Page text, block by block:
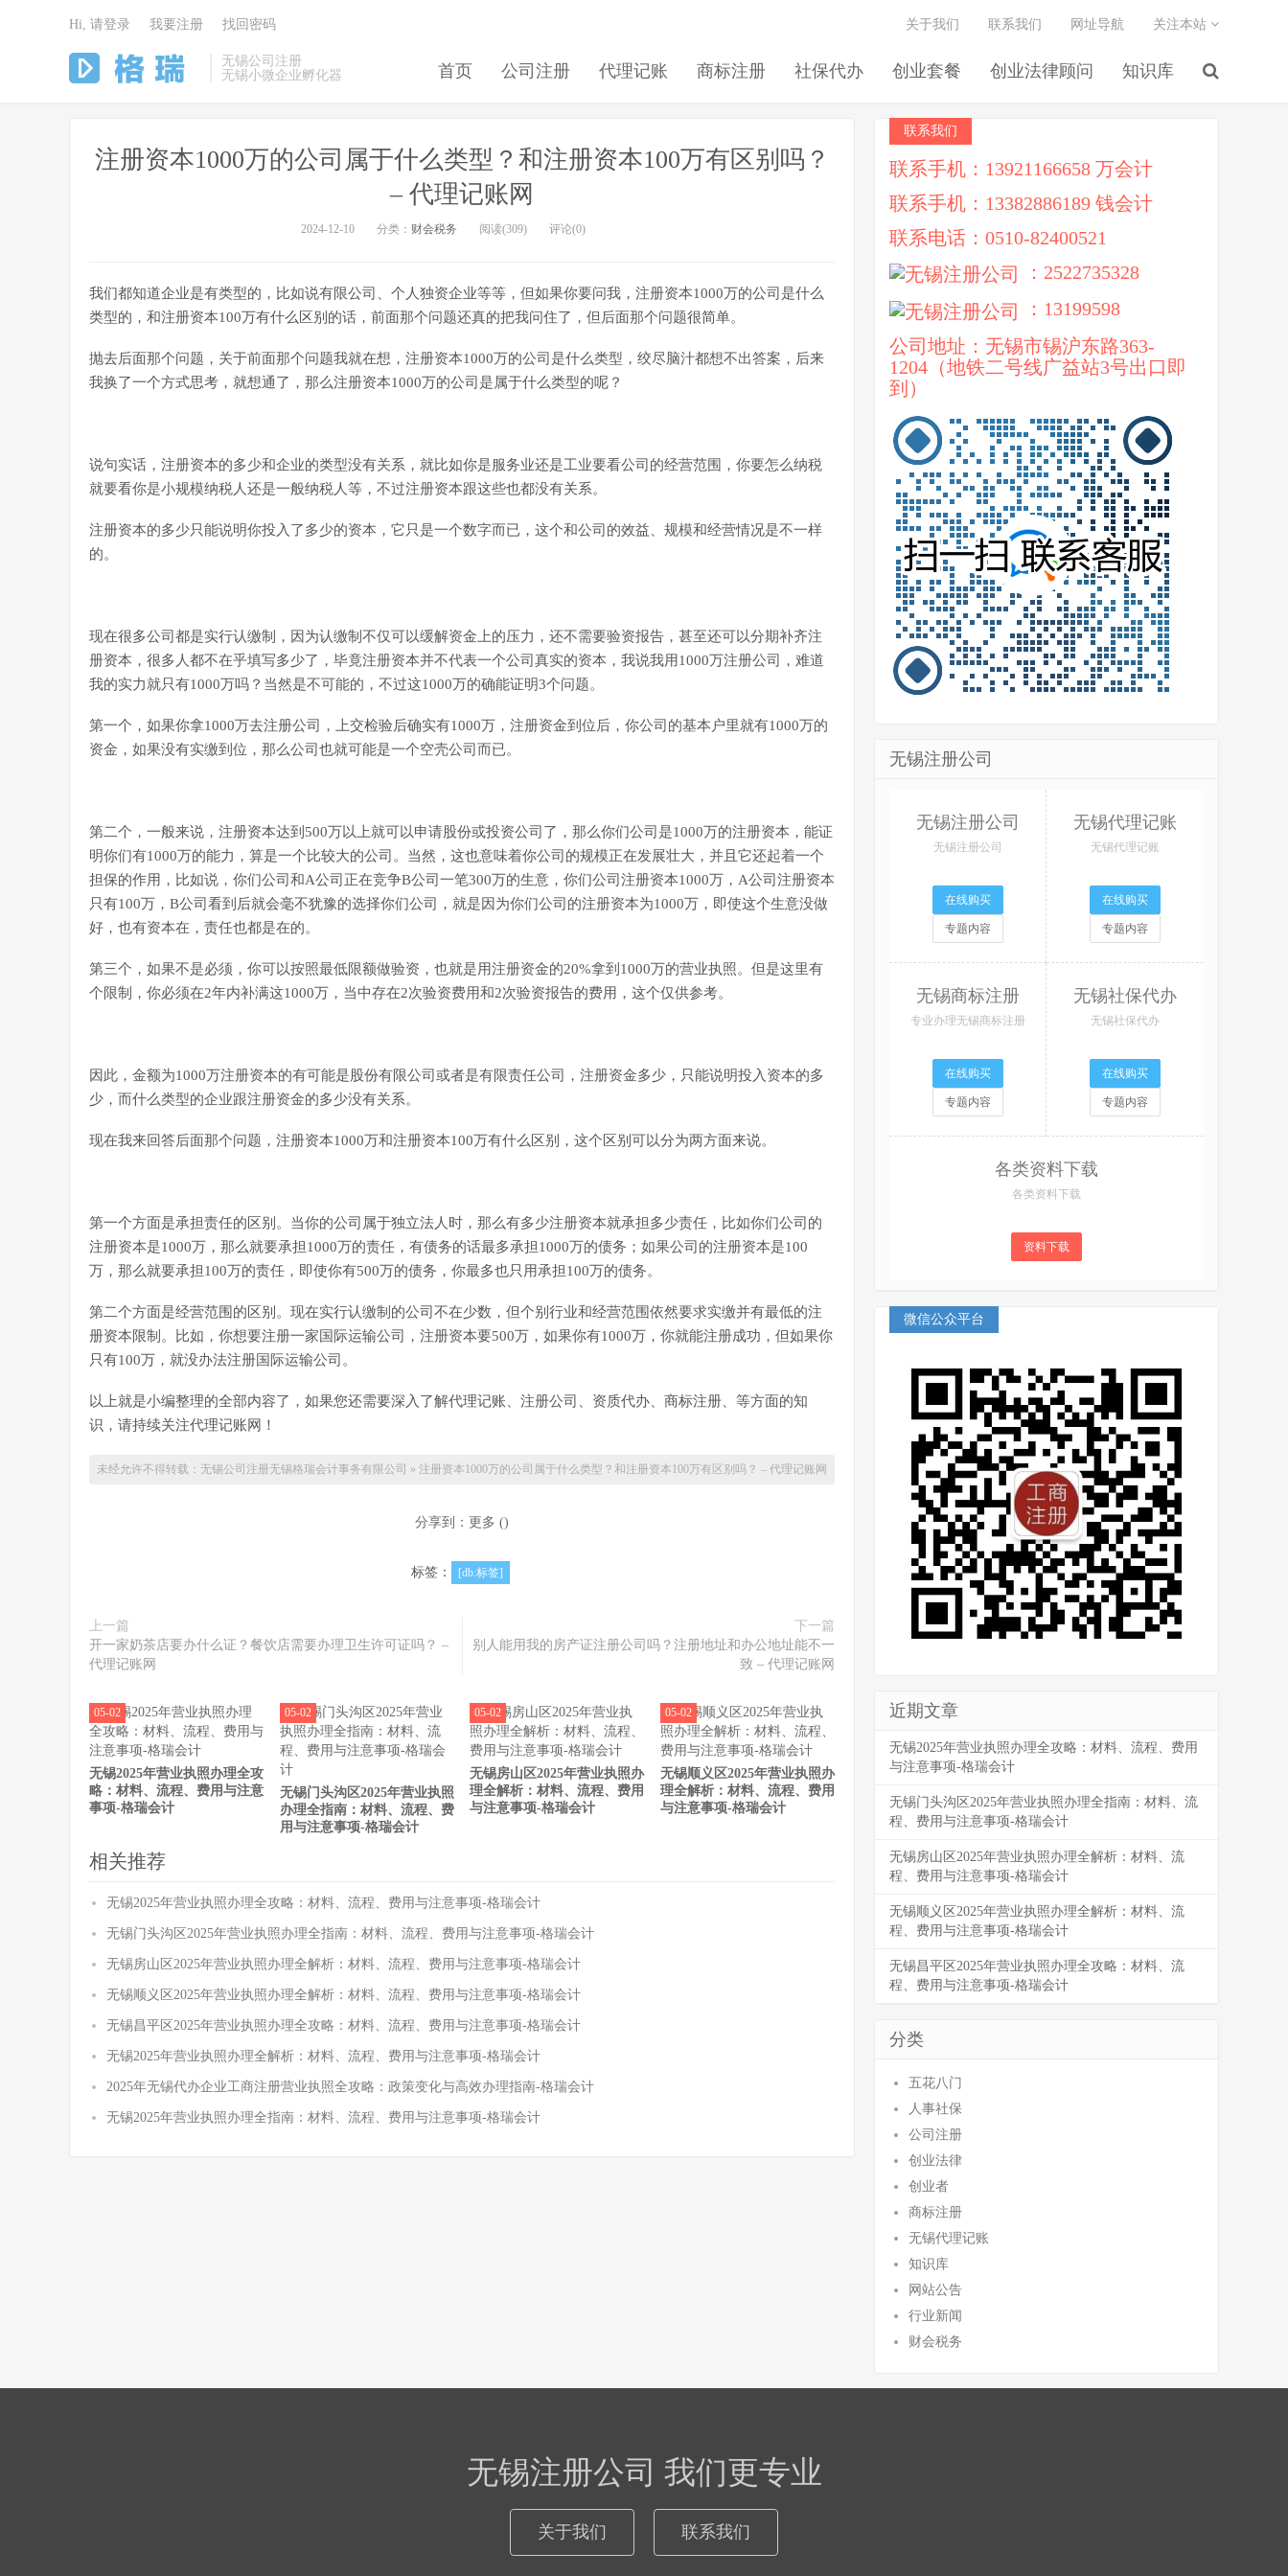
无锡公司注册
无锡小微企业孵化器
首页 公司注册 代理记账 商标注册 社保代办 创业套餐 创业法律顾问 知识库
关于我们 联系我们 网址导航 关注本站
Hi, 请登录 我要注册 找回密码
注册资本1000万的公司属于什么类型？和注册资本100万有区别吗？
– 代理记账网
2024-12-10 分类： 财会税务 阅读(309) 评论(0)
‍我们都知道企业是有类型的，比如说有限公司、个人独资企业等等，但如果你要问我，注册资本1000万的公司是什么
类型的，和注册资本100万有什么区别的话，前面那个问题还真的把我问住了，但后面那个问题很简单。
抛去后面那个问题，关于前面那个问题我就在想，注册资本1000万的公司是什么类型，绞尽脑汁都想不出答案，后来
我换了一个方式思考，就想通了，那么注册资本1000万的公司是属于什么类型的呢？
说句实话，注册资本的多少和企业的类型没有关系，就比如你是服务业还是工业要看公司的经营范围，你要怎么纳税
就要看你是小规模纳税人还是一般纳税人等，不过注册资本跟这些也都没有关系。
注册资本的多少只能说明你投入了多少的资本，它只是一个数字而已，这个和公司的效益、规模和经营情况是不一样
的。
现在很多公司都是实行认缴制，因为认缴制不仅可以缓解资金上的压力，还不需要验资报告，甚至还可以分期补齐注
册资本，很多人都不在乎填写多少了，毕竟注册资本并不代表一个公司真实的资本，我说我用1000万注册公司，难道
我的实力就只有1000万吗？当然是不可能的，不过这1000万的确能证明3个问题。
第一个，如果你拿1000万去注册公司，上交检验后确实有1000万，注册资金到位后，你公司的基本户里就有1000万的
资金，如果没有实缴到位，那么公司也就可能是一个空壳公司而已。
第二个，一般来说，注册资本达到500万以上就可以申请股份或投资公司了，那么你们公司是1000万的注册资本，能证
明你们有1000万的能力，算是一个比较大的公司。当然，这也意味着你公司的规模正在发展壮大，并且它还起着一个
担保的作用，比如说，你们公司和A公司正在竞争B公司一笔300万的生意，你们公司注册资本1000万，A公司注册资本
只有100万，B公司看到后就会毫不犹豫的选择你们公司，就是因为你们公司的注册资本为1000万，即使这个生意没做
好，也有资本在，责任也都是在的。
第三个，如果不是必须，你可以按照最低限额做验资，也就是用注册资金的20%拿到1000万的营业执照。但是这里有
个限制，你必须在2年内补满这1000万，当中存在2次验资费用和2次验资报告的费用，这个仅供参考。
因此，金额为1000万注册资本的有可能是股份有限公司或者是有限责任公司，注册资金多少，只能说明投入资本的多
少，而什么类型的企业跟注册资金的多少没有关系。
现在我来回答后面那个问题，注册资本1000万和注册资本100万有什么区别，这个区别可以分为两方面来说。
第一个方面是承担责任的区别。当你的公司属于独立法人时，那么有多少注册资本就承担多少责任，比如你们公司的
注册资本是1000万，那么就要承担1000万的责任，有债务的话最多承担1000万的债务；如果公司的注册资本是100
万，那么就要承担100万的责任，即使你有500万的债务，你最多也只用承担100万的债务。
第二个方面是经营范围的区别。现在实行认缴制的公司不在少数，但个别行业和经营范围依然要求实缴并有最低的注
册资本限制。比如，你想要注册一家国际运输公司，注册资本要500万，如果你有1000万，你就能注册成功，但如果你
只有100万，就没办法注册国际运输公司。
以上就是小编整理的全部内容了，如果您还需要深入了解代理记账、注册公司、资质代办、商标注册、等方面的知
识，请持续关注代理记账网！
未经允许不得转载：无锡公司注册无锡格瑞会计事务有限公司 » 注册资本1000万的公司属于什么类型？和注册资本100万有区别吗？ – 代理记账网
分享到： 更多 ()
标签： [db:标签]
上一篇
开一家奶茶店要办什么证？餐饮店需要办理卫生许可证吗？ –
代理记账网
下一篇
别人能用我的房产证注册公司吗？注册地址和办公地址能不一
致 – 代理记账网
无锡2025年营业执照办理全攻
略：材料、流程、费用与注意
事项-格瑞会计
05-02
无锡门头沟区2025年营业执照
办理全指南：材料、流程、费
用与注意事项-格瑞会计
05-02
无锡房山区2025年营业执照办
理全解析：材料、流程、费用
与注意事项-格瑞会计
05-02
无锡顺义区2025年营业执照办
理全解析：材料、流程、费用
与注意事项-格瑞会计
05-02
相关推荐
无锡2025年营业执照办理全攻略：材料、流程、费用与注意事项-格瑞会计
无锡门头沟区2025年营业执照办理全指南：材料、流程、费用与注意事项-格瑞会计
无锡房山区2025年营业执照办理全解析：材料、流程、费用与注意事项-格瑞会计
无锡顺义区2025年营业执照办理全解析：材料、流程、费用与注意事项-格瑞会计
无锡昌平区2025年营业执照办理全攻略：材料、流程、费用与注意事项-格瑞会计
无锡2025年营业执照办理全解析：材料、流程、费用与注意事项-格瑞会计
2025年无锡代办企业工商注册营业执照全攻略：政策变化与高效办理指南-格瑞会计
无锡2025年营业执照办理全指南：材料、流程、费用与注意事项-格瑞会计
联系我们
联系手机：13921166658 万会计
联系手机：13382886189 钱会计
联系电话：0510-82400521
：2522735328
：13199598
公司地址：无锡市锡沪东路363-
1204（地铁二号线广益站3号出口即
到）
无锡注册公司
无锡注册公司
无锡注册公司
在线购买
专题内容
无锡代理记账
无锡代理记账
在线购买
专题内容
无锡商标注册
专业办理无锡商标注册
在线购买
专题内容
无锡社保代办
无锡社保代办
在线购买
专题内容
各类资料下载
各类资料下载
资料下载
微信公众平台
近期文章
无锡2025年营业执照办理全攻略：材料、流程、费用
与注意事项-格瑞会计
无锡门头沟区2025年营业执照办理全指南：材料、流
程、费用与注意事项-格瑞会计
无锡房山区2025年营业执照办理全解析：材料、流
程、费用与注意事项-格瑞会计
无锡顺义区2025年营业执照办理全解析：材料、流
程、费用与注意事项-格瑞会计
无锡昌平区2025年营业执照办理全攻略：材料、流
程、费用与注意事项-格瑞会计
分类
五花八门
人事社保
公司注册
创业法律
创业者
商标注册
无锡代理记账
知识库
网站公告
行业新闻
财会税务
无锡注册公司 我们更专业
关于我们 联系我们